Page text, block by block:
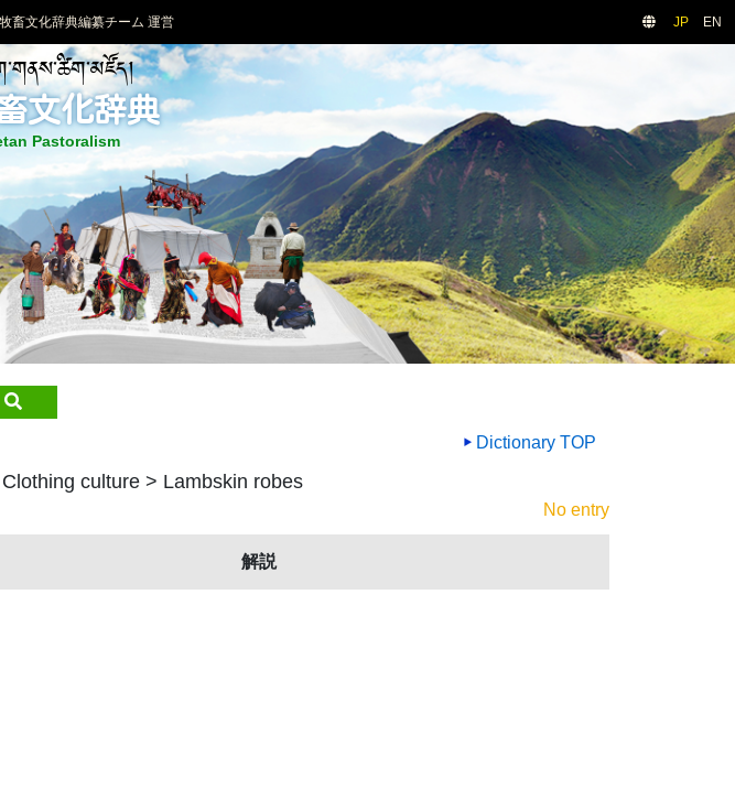
畜文化辞典編纂チーム 運営 JP EN
文化辞典
Pastoralism
Dictionary TOP
Clothing culture > Lambskin robes
No entry
解説